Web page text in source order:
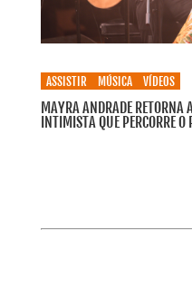
ASSISTIR MÚSICA VÍDEOS
MAYRA ANDRADE
INTIMISTA QUE PERCORRE O